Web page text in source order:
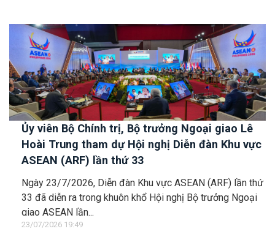
Ủy viên Bộ Chính trị, Bộ trưởng Ngoại giao Lê
Hoài Trung tham dự Hội nghị Diễn đàn Khu vực
ASEAN (ARF) lần thứ 33
Ngày 23/7/2026, Diễn đàn Khu vực ASEAN (ARF) lần thứ
33 đã diễn ra trong khuôn khổ Hội nghị Bộ trưởng Ngoại
giao ASEAN lần...
23/07/2026 19:49